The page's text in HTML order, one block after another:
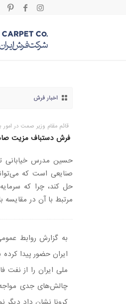
اخبار فرش
قائم مقام وزیر صمت در امور
فرش دستباف مزیت
حسین مدرس خیابانی
صنایعی است که
حل کند، چرا که سرمایه
مرتبط با آن در مقایسه
به گزارش روابط
ایران حضور پیدا
ملی ایران را از نفت
چالش‌های جدی مواجه